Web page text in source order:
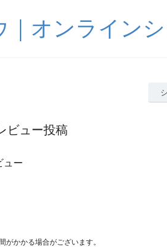
｜オンライン
ビュー投稿
ュー
かかる場合がございます。